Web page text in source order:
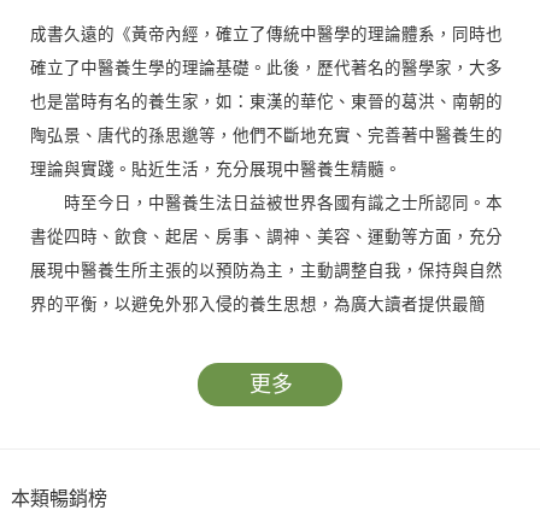
成書久遠的《黃帝內經，確立了傳統中醫學的理論體系，同時也
確立了中醫養生學的理論基礎。此後，歷代著名的醫學家，大多
也是當時有名的養生家，如：東漢的華佗、東晉的葛洪、南朝的
陶弘景、唐代的孫思邈等，他們不斷地充實、完善著中醫養生的
理論與實踐。貼近生活，充分展現中醫養生精髓。
時至今日，中醫養生法日益被世界各國有識之士所認同。本
書從四時、飲食、起居、房事、調神、美容、運動等方面，充分
展現中醫養生所主張的以預防為主，主動調整自我，保持與自然
界的平衡，以避免外邪入侵的養生思想，為廣大讀者提供最簡
更多
本類暢銷榜